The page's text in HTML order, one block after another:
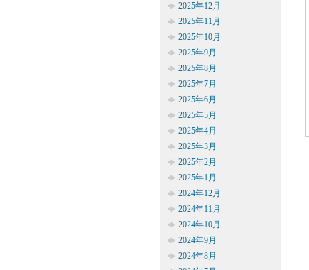
2025年12月
2025年11月
2025年10月
2025年9月
2025年8月
2025年7月
2025年6月
2025年5月
2025年4月
2025年3月
2025年2月
2025年1月
2024年12月
2024年11月
2024年10月
2024年9月
2024年8月